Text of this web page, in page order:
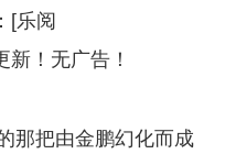
[乐阅
！无广告！
那把由金鹏幻化而成